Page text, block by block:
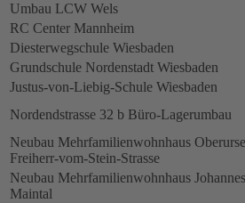
Umbau LCW Wels
RC Center Mannheim
Diesterwegschule Wiesbaden
Grundschule Nordenstadt Wiesbaden
Justus-von-Liebig-Schule Wiesbaden
Nordendstrasse 32 b Büro-Lagerumbau
Neubau Mehrfamilienwohnhaus
Freiherr-vom-Stein-Strasse
Neubau Mehrfamilienwohnhaus
Maintal